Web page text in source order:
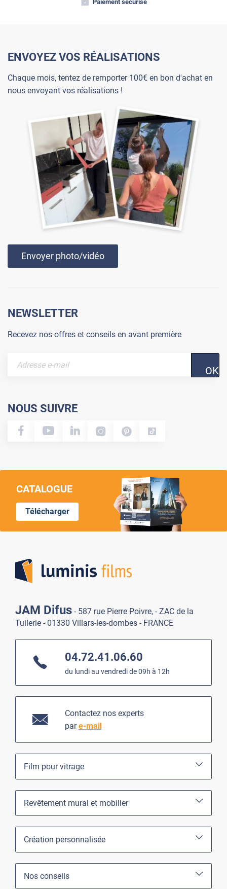
Paiement sécurisé
ENVOYEZ VOS RÉALISATIONS
Chaque mois, tentez de remporter 100€ en bon d'achat en
nous envoyant vos réalisations !
Envoyer photo/vidéo
NEWSLETTER
Recevez nos offres et conseils en avant première
OK
NOUS SUIVRE
CATALOGUE
Télécharger
JAM Difus - 587 rue Pierre Poivre, - ZAC de la
Tuilerie - 01330 Villars-les-dombes - FRANCE
04.72.41.06.60
du lundi au vendredi de 09h à 12h
Contactez nos experts
pare-mail
Film pour vitrage
Revêtement mural et mobilier
Création personnalisée
Nos conseils